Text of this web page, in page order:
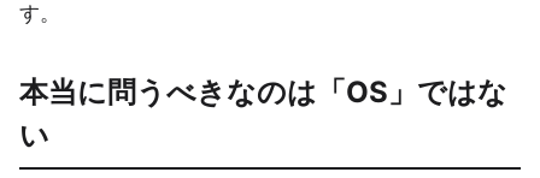
す。
本当に問うべきなのは「OS」ではな
い